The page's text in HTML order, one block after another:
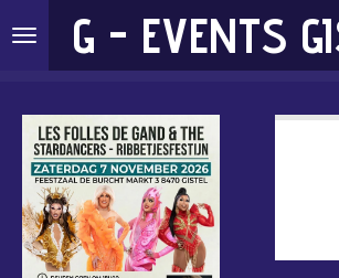
Ga
de
hoofdinhoud
G - EVENTS